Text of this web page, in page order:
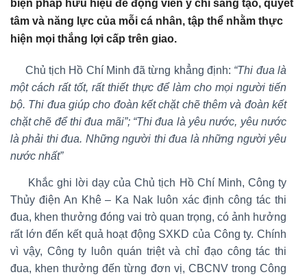
biện pháp hữu hiệu để động viên ý chí sáng tạo, quyết
tâm và năng lực của mỗi cá nhân, tập thể nhằm thực
hiện mọi thắng lợi cấp trên giao.
Chủ tịch Hồ Chí Minh đã từng khẳng định: “Thi đua là
một cách rất tốt, rất thiết thực để làm cho mọi người tiến
bộ. Thi đua giúp cho đoàn kết chặt chẽ thêm và đoàn kết
chặt chẽ để thi đua mãi”; “Thi đua là yêu nước, yêu nước
là phải thi đua. Những người thi đua là những người yêu
nước nhất”
Khắc ghi lời dạy của Chủ tịch Hồ Chí Minh, Công ty
Thủy điện An Khê – Ka Nak luôn xác định công tác thi
đua, khen thưởng đóng vai trò quan trọng, có ảnh hưởng
rất lớn đến kết quả hoạt động SXKD của Công ty. Chính
vì vậy, Công ty luôn quán triệt và chỉ đạo công tác thi
đua, khen thưởng đến từng đơn vị, CBCNV trong Công